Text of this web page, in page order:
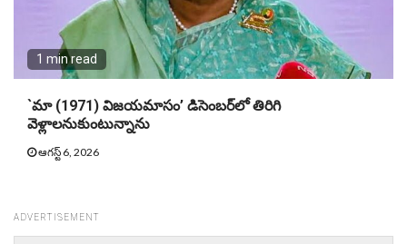
1 min read
`మా (1971) విజయమాసం’ డిసెంబర్‌లో తిరిగి
వెళ్లాలనుకుంటున్నాను
ఆగస్ట్ 6, 2026
ADVERTISEMENT